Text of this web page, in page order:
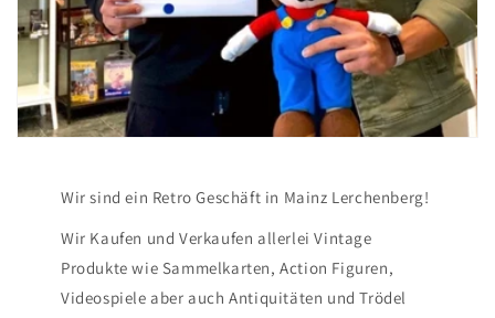
Wir sind ein Retro Geschäft in Mainz Lerchenberg!
Wir Kaufen und Verkaufen allerlei Vintage
Produkte wie Sammelkarten, Action Figuren,
Videospiele aber auch Antiquitäten und Trödel